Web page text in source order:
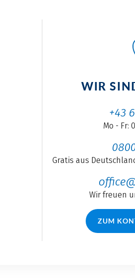
WIR
+43
Mo - Fr:
Gratis aus
Wir freuen
ZUM